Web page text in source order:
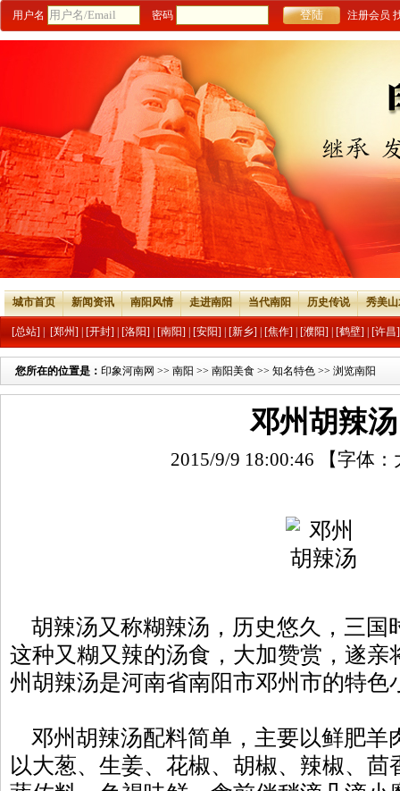
用户名 密码 注册会员
城市首页 新闻资讯 南阳风情 走进南阳 当代南阳 历史传说 秀美
[总站] [郑州] [开封] [洛阳] [南阳] [安阳] [新乡] [焦作] [濮阳] [鹤壁] [许昌]
您所在的位置是： 印象河南网 >> 南阳 >> 南阳美食 >> 知名特色 >> 浏览南阳
邓州胡辣汤
2015/9/9 18:00:46 【字体：
胡辣汤又称糊辣汤，历史悠久，三国
这种又糊又辣的汤食，大加赞赏，遂亲
州胡辣汤是河南省南阳市邓州市的特色
邓州胡辣汤配料简单，主要以鲜肥羊
以大葱、生姜、花椒、胡椒、辣椒、